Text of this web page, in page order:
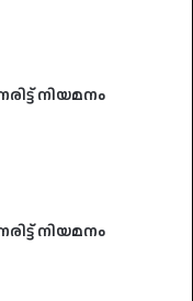
നിയമനം
നിയമനം